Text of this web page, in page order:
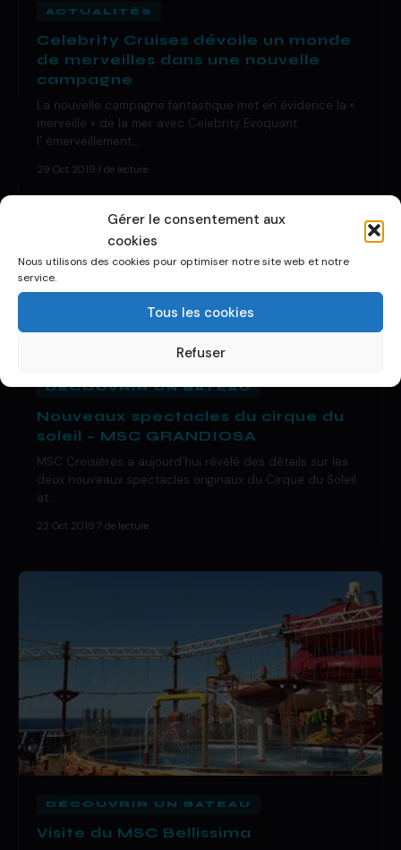
Gérer le consentement aux
cookies
Nous utilisons des cookies pour optimiser notre site web et notre
service.
Tous les cookies
Refuser
ACTUALITÉS
Celebrity Cruises dévoile un monde
de merveilles dans une nouvelle
campagne
La nouvelle campagne fantastique met en évidence la «
merveille » de la mer avec Celebrity Evoquant
l’ émerveillement…
29 Oct 2019 1 de lecture
DÉCOUVRIR UN BATEAU
Nouveaux spectacles du cirque du
soleil – MSC GRANDIOSA
MSC Croisières a aujourd’hui révélé des détails sur les
deux nouveaux spectacles originaux du Cirque du Soleil
at…
22 Oct 2019 7 de lecture
DÉCOUVRIR UN BATEAU
Visite du MSC Bellissima